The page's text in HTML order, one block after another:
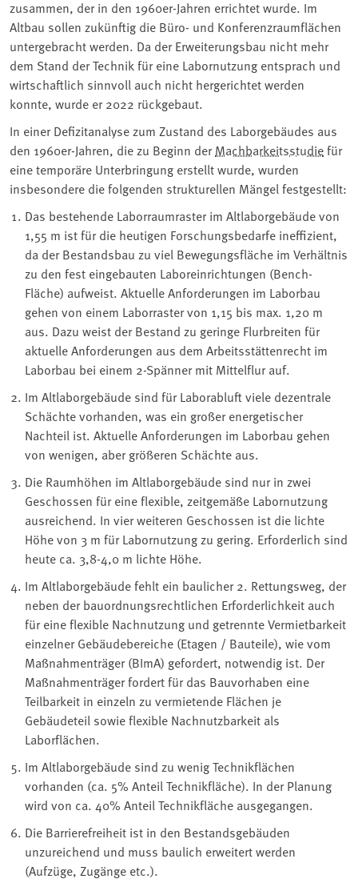
zusammen, der in den 1960er-Jahren errichtet wurde. Im
Altbau sollen zukünftig die Büro- und Konferenzraumflächen
untergebracht werden. Da der Erweiterungsbau nicht mehr
dem Stand der Technik für eine Labornutzung entsprach und
wirtschaftlich sinnvoll auch nicht hergerichtet werden
konnte, wurde er 2022 rückgebaut.
In einer Defizitanalyse zum Zustand des Laborgebäudes aus
den 1960er-Jahren, die zu Beginn derMachbarkeitsstudiefür
eine temporäre Unterbringung erstellt wurde, wurden
insbesondere die folgenden strukturellen Mängel festgestellt:
Das bestehende Laborraumraster im Altlaborgebäude von
1,55 m ist für die heutigen Forschungsbedarfe ineffizient,
da der Bestandsbau zu viel Bewegungsfläche im Verhältnis
zu den fest eingebauten Laboreinrichtungen (Bench-
Fläche) aufweist. Aktuelle Anforderungen im Laborbau
gehen von einem Laborraster von 1,15 bis max. 1,20 m
aus. Dazu weist der Bestand zu geringe Flurbreiten für
aktuelle Anforderungen aus dem Arbeitsstättenrecht im
Laborbau bei einem 2-Spänner mit Mittelflur auf.
Im Altlaborgebäude sind für Laborabluft viele dezentrale
Schächte vorhanden, was ein großer energetischer
Nachteil ist. Aktuelle Anforderungen im Laborbau gehen
von wenigen, aber größeren Schächte aus.
Die Raumhöhen im Altlaborgebäude sind nur in zwei
Geschossen für eine flexible, zeitgemäße Labornutzung
ausreichend. In vier weiteren Geschossen ist die lichte
Höhe von 3 m für Labornutzung zu gering. Erforderlich sind
heute ca. 3,8-4,0 m lichte Höhe.
Im Altlaborgebäude fehlt ein baulicher 2. Rettungsweg, der
neben der bauordnungsrechtlichen Erforderlichkeit auch
für eine flexible Nachnutzung und getrennte Vermietbarkeit
einzelner Gebäudebereiche (Etagen / Bauteile), wie vom
Maßnahmenträger (BImA) gefordert, notwendig ist. Der
Maßnahmenträger fordert für das Bauvorhaben eine
Teilbarkeit in einzeln zu vermietende Flächen je
Gebäudeteil sowie flexible Nachnutzbarkeit als
Laborflächen.
Im Altlaborgebäude sind zu wenig Technikflächen
vorhanden (ca. 5% Anteil Technikfläche). In der Planung
wird von ca. 40% Anteil Technikfläche ausgegangen.
Die Barrierefreiheit ist in den Bestandsgebäuden
unzureichend und muss baulich erweitert werden
(Aufzüge, Zugänge etc.).